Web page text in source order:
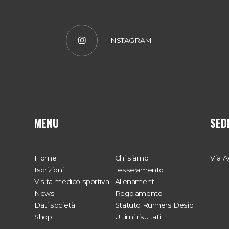
INSTAGRAM
MENU
Home
Chi siamo
Iscrizioni
Tesseramento
Visita medico sportiva
Allenamenti
News
Regolamento
Dati società
Statuto Runners Desio
Shop
Ultimi risultati
Via